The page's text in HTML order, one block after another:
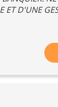
ET D'UNE